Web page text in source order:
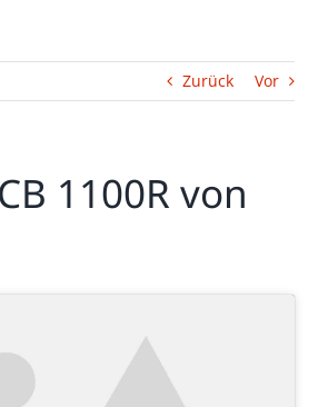
Zurück Vor
1100R von